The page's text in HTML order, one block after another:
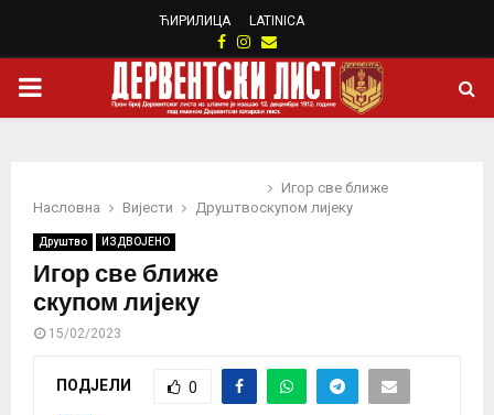
ЋИРИЛИЦА LATINICA
Facebook
Instagram
Email
PRIMARY
Насловна Вијести Друштво
Игор све ближе
скупом лијеку
Друштво ИЗДВОЈЕНО
Игор све ближе
скупом лијеку
15/02/2023
ПОДЈЕЛИ 0